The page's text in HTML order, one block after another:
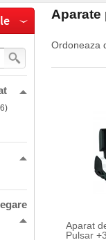
Aparate
Ordoneaza
Aparat
Pulsar